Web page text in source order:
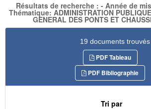
Résultats de recherche : - Année de
Thématique: ADMINISTRATION
GENERAL DES PONTS ET
19 documents trouvés
PDF Tableau
PDF Bibliographie
Tri par